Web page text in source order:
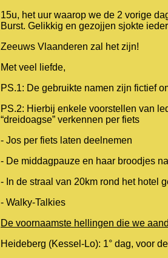
15u, het uur waarop we de 2 vorige
Burst. Gelikkig en gezojjen sjokte
Zeeuws Vlaanderen zal het zijn!
Met veel liefde,
PS.1: De gebruikte namen zijn fictief
PS.2: Hierbij enkele voorstellen van
“dreidoagse” verkennen per fiets
- Jos per fiets laten deelnemen
- De middagpauze en haar broodjes
- In de straal van 20km rond het hotel
- Walky-Talkies
De voornaamste hellingen die we
Heideberg (Kessel-Lo): 1° dag, voor